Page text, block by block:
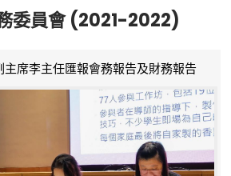
委員會 (2021-2022)
主席李主任匯報會務報告及財務報告